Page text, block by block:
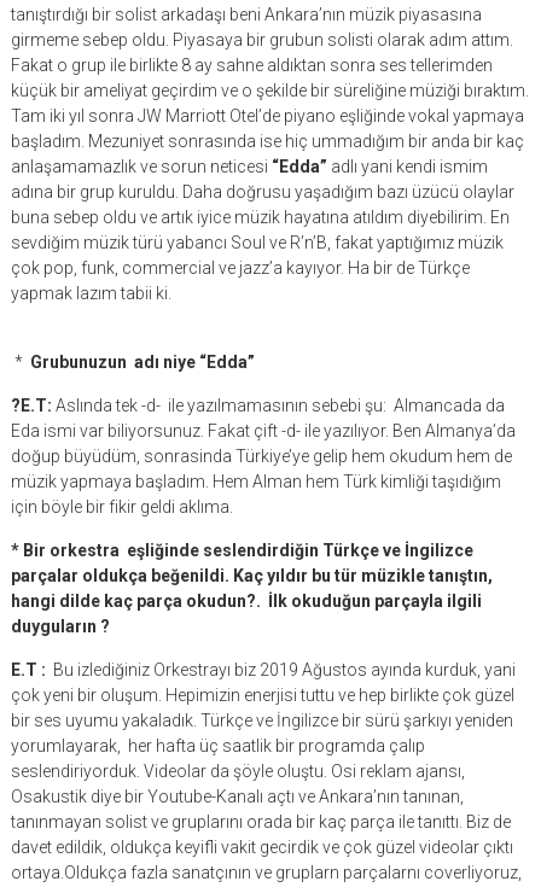
tanıştırdığı bir solist arkadaşı beni Ankara’nın müzik piyasasına
girmeme sebep oldu. Piyasaya bir grubun solisti olarak adım attım.
Fakat o grup ile birlikte 8 ay sahne aldıktan sonra ses tellerimden
küçük bir ameliyat geçirdim ve o şekilde bir süreliğine müziği bıraktım.
Tam iki yıl sonra JW Marriott Otel’de piyano eşliğinde vokal yapmaya
başladım. Mezuniyet sonrasında ise hiç ummadığım bir anda bir kaç
anlaşamamazlık ve sorun neticesi “Edda” adlı yani kendi ismim
adına bir grup kuruldu. Daha doğrusu yaşadığım bazı üzücü olaylar
buna sebep oldu ve artık iyice müzik hayatına atıldım diyebilirim. En
sevdiğim müzik türü yabancı Soul ve R’n’B, fakat yaptığımız müzik
çok pop, funk, commercial ve jazz’a kayıyor. Ha bir de Türkçe
yapmak lazım tabii ki.
* Grubunuzun adı niye “Edda”
?E.T: Aslında tek -d- ile yazılmamasının sebebi şu: Almancada da
Eda ismi var biliyorsunuz. Fakat çift -d- ile yazılıyor. Ben Almanya’da
doğup büyüdüm, sonrasinda Türkiye’ye gelip hem okudum hem de
müzik yapmaya başladım. Hem Alman hem Türk kimliği taşıdığım
için böyle bir fikir geldi aklıma.
* Bir orkestra eşliğinde seslendirdiğin Türkçe ve İngilizce
parçalar oldukça beğenildi. Kaç yıldır bu tür müzikle tanıştın,
hangi dilde kaç parça okudun?. İlk okuduğun parçayla ilgili
duyguların ?
E.T : Bu izlediğiniz Orkestrayı biz 2019 Ağustos ayında kurduk, yani
çok yeni bir oluşum. Hepimizin enerjisi tuttu ve hep birlikte çok güzel
bir ses uyumu yakaladık. Türkçe ve İngilizce bir sürü şarkıyı yeniden
yorumlayarak, her hafta üç saatlik bir programda çalıp
seslendiriyorduk. Videolar da şöyle oluştu. Osi reklam ajansı,
Osakustik diye bir Youtube-Kanalı açtı ve Ankara’nın tanınan,
tanınmayan solist ve gruplarını orada bir kaç parça ile tanıttı. Biz de
davet edildik, oldukça keyifli vakit gecirdik ve çok güzel videolar çıktı
ortaya.Oldukça fazla sanatçının ve gruplarn parçalarnı coverliyoruz,